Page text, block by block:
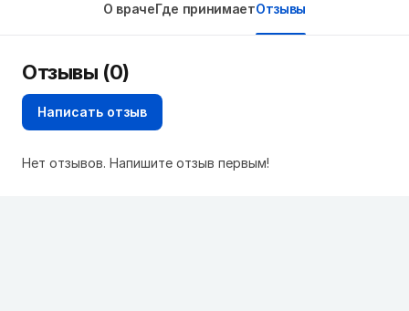
О врачеГде принимаетОтзывы
Отзывы (0)
Написать отзыв
Нет отзывов. Напишите отзыв первым!